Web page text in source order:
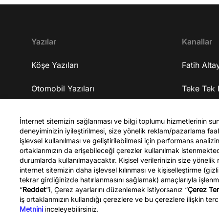
geliştirmeyi amaçlıyorlar? 16:33 Yapmaya
gelen iş tekliflerini neden kabul etmedi? 18:38
Şirketlerine yatırım alabiliyorlar mı? 19:48
Şirketlerinde tam olarak ne üretiyorlar? 23:33
Üzerinde çalıştıkları yapay zekanın kişiye özel ilaç
sonra bu geliştirdikleri iş ile kendisini nerede
görüyor? 25:03 Üniversite tercihi yapacak olan
gençlere tavsiyeleri neler? 30:48 Bu yaptıkları işi
Türkiye'ye taşımayı düşünüyorlar mı? 31:48
Kapanış YouTube kanalına abone olmak için ▷
http://bit.ly/FatihAltayli Gazeteci - Yazar Fatih
Altaylı, Youtube kanalına özel gündemi
yorumluyor.
Yazılar
Köşe Yazıları
Otomobil Yazıları
Kanallar
Fatih
Teke Tek
Celal
Fatih Altaylı
İnternet sitemizin sağlanması ve bilgi toplumu hizmetlerinin
deneyiminizin iyileştirilmesi, size yönelik reklam/pazarlama
işlevsel kullanılması ve geliştirilebilmesi için performans
ortaklarımızın da erişebileceği çerezler kullanılmak
durumlarda kullanılmayacaktır. Kişisel verilerinizin size
internet sitemizin daha işlevsel kılınması ve kişiselleştirme
tekrar girdiğinizde hatırlanmasını sağlamak) amaçlarıyla
“Reddet”i, Çerez ayarlarını düzenlemek istiyorsanız “Çerez
iş ortaklarımızın kullandığı çerezlere ve bu çerezlere ilişkin
Metnini inceleyebilirsiniz.